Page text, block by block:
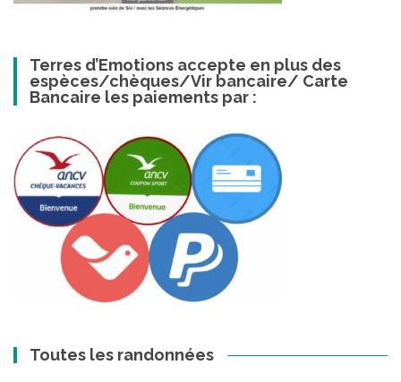
Terres d’Emotions accepte en plus des
espèces/chèques/Vir bancaire/ Carte
Bancaire les paiements par :
Toutes les randonnées